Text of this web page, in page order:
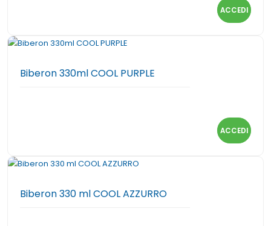
ACCEDI
Biberon 330ml COOL PURPLE
ACCEDI
Biberon 330 ml COOL AZZURRO